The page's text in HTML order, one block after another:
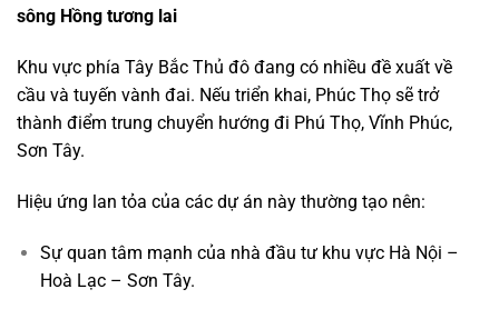
sông Hồng tương lai
Khu vực phía Tây Bắc Thủ đô đang có nhiều đề xuất về
cầu và tuyến vành đai. Nếu triển khai, Phúc Thọ sẽ trở
thành điểm trung chuyển hướng đi Phú Thọ, Vĩnh Phúc,
Sơn Tây.
Hiệu ứng lan tỏa của các dự án này thường tạo nên:
Sự quan tâm mạnh của nhà đầu tư khu vực Hà Nội –
Hoà Lạc – Sơn Tây.